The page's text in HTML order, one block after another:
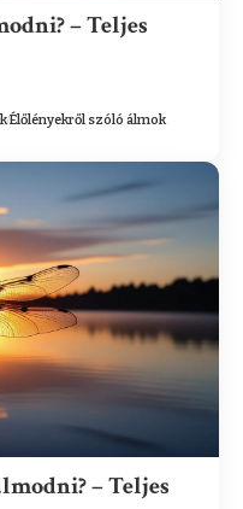
– Teljes
Élőlényekről szóló álmok
– Teljes